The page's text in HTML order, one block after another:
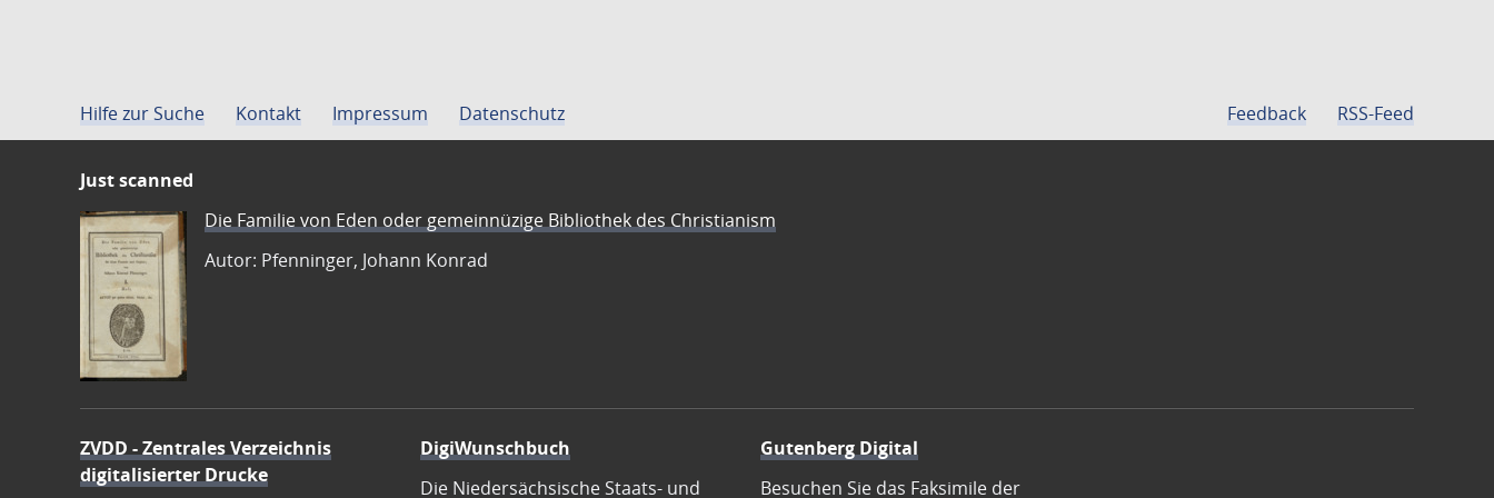
Hilfe zur Suche Kontakt Impressum Datenschutz Feedback RSS-Feed
Just scanned
Die Familie von Eden oder gemeinnüzige Bibliothek des Christianism
Autor: Pfenninger, Johann Konrad
ZVDD - Zentrales Verzeichnis
digitalisierter Drucke
DigiWunschbuch
Die Niedersächsische Staats- und
Gutenberg Digital
Besuchen Sie das Faksimile der